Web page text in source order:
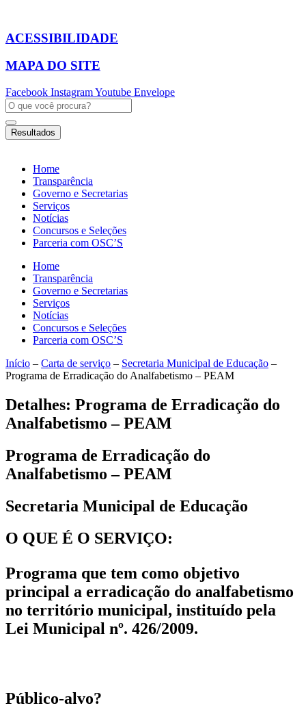
o
conteúdo
ACESSIBILIDADE
MAPA DO SITE
Facebook InstagramYoutube Envelope
Pesquisar
...
Resultados
Home
Transparência
Governo e Secretarias
Serviços
Notícias
Concursos e Seleções
Parceria com OSC’S
Home
Transparência
Governo e Secretarias
Serviços
Notícias
Concursos e Seleções
Parceria com OSC’S
Início – Carta de serviço – Secretaria Municipal de Educação –
Programa de Erradicação do Analfabetismo – PEAM
Detalhes: Programa de Erradicação do
Analfabetismo – PEAM
Programa de Erradicação do
Analfabetismo – PEAM
Secretaria Municipal de Educação
O QUE É O SERVIÇO:
Programa que tem como objetivo
principal a erradicação do analfabetismo
no território municipal, instituído pela
Lei Municipal nº. 426/2009.
Público-alvo?